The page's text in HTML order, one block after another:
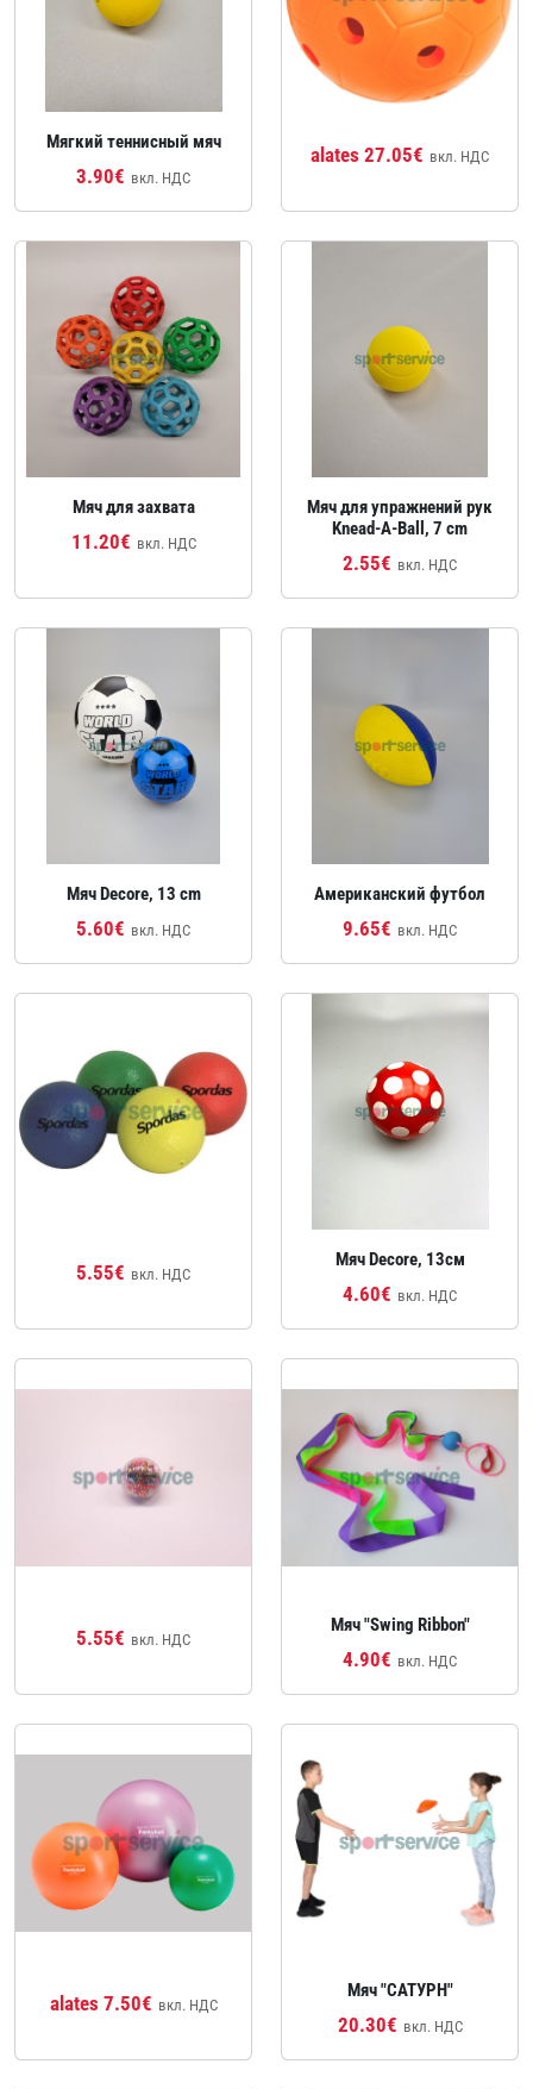
Мягкий теннисный мяч
3.90€ вкл. НДС
alates 27.05€ вкл. НДС
Мяч для захвата
11.20€ вкл. НДС
Мяч для упражнений рук
Knead-A-Ball, 7 cm
2.55€ вкл. НДС
Мяч Decore, 13 cm
5.60€ вкл. НДС
Американский футбол
9.65€ вкл. НДС
5.55€ вкл. НДС
Мяч Decore, 13см
4.60€ вкл. НДС
5.55€ вкл. НДС
Мяч "Swing Ribbon"
4.90€ вкл. НДС
alates 7.50€ вкл. НДС
Мяч "САТУРН"
20.30€ вкл. НДС